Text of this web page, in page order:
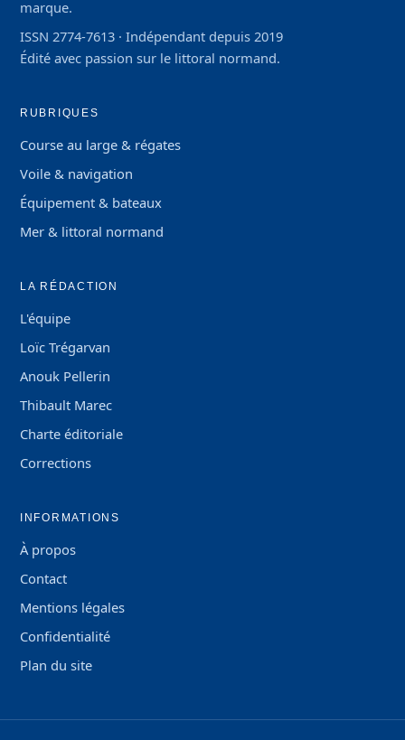
marque.
ISSN 2774-7613 · Indépendant depuis 2019
Édité avec passion sur le littoral normand.
RUBRIQUES
Course au large & régates
Voile & navigation
Équipement & bateaux
Mer & littoral normand
LA RÉDACTION
L'équipe
Loïc Trégarvan
Anouk Pellerin
Thibault Marec
Charte éditoriale
Corrections
INFORMATIONS
À propos
Contact
Mentions légales
Confidentialité
Plan du site